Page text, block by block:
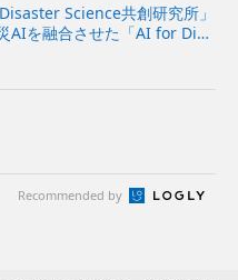
Science共創研究所」
AIを融合させた「AI for Disa
会実装を推進～ | 企業・IR |
Recommended by